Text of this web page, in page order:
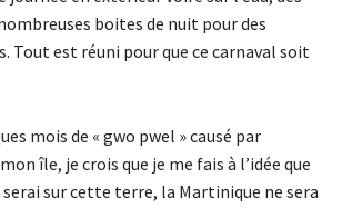
boites de nuit pour des
Tout est réuni pour que ce carnaval soit
mois de « gwo pwel » causé par
île, je crois que je me fais à l’idée que
sur cette terre, la Martinique ne sera